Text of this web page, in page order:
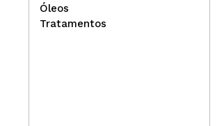
facial anti-vermelhidão Anti
Redness
Óleos
Tratamentos